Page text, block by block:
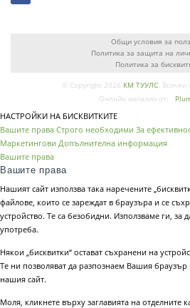
Общи условия за
Политика за защита на
Политика за
© Copyright 2026 КМ ТУУЛС .
Онлайн магазин от:
НАСТРОЙКИ НА БИСКВИТКИТЕ
Вашите права Строго необходими За
Маркетингови Допълнителна информация
Вашите права
Вашите права
Нашият сайт използва така наречените
файлове, които се зареждат в браузъра и се
устройство. Те са безобидни. Използваме ги, за
употреба.
Някои „бисквитки“ остават съхранени на
Те ни позволяват да разпознаем Вашия
нашия сайт.
Моля, кликнете върху заглавията на отделните